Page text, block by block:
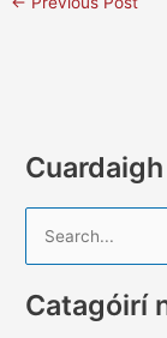
r
Catagóirí